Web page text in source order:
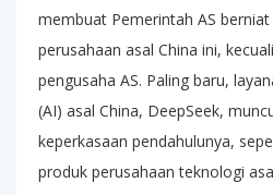
membuat Pemerintah AS
perusahaan asal China ini,
pengusaha AS. Paling baru,
(AI) asal China, DeepSeek,
keperkasaan pendahulunya,
produk perusahaan teknologi